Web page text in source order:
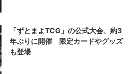
「ずとまよTCG」の公式大会、約3
年ぶりに開催 限定カードやグッズ
も登場